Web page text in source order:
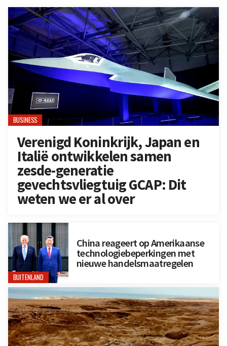
BUSINESS
Verenigd Koninkrijk, Japan en
Italië ontwikkelen samen
zesde-generatie
gevechtsvliegtuig GCAP: Dit
weten we er al over
BUITENLAND
China reageert op Amerikaanse
technologiebeperkingen met
nieuwe handelsmaatregelen